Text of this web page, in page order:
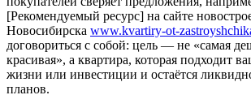
[Рекомендуемый ресурс] на сайте
Новосибирска www.kvartiry-ot-
договориться с собой: цель — не «самая
красивая», а квартира, которая подходит
жизни или инвестиции и остаётся
планов.